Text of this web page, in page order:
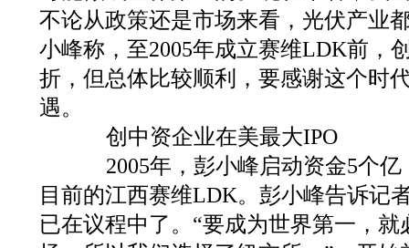
不论从政策还是市场来看，光伏产业
小峰称，至2005年成立赛维LDK前，
折，但总体比较顺利，要感谢这个时
遇。
创中资企业在美最大IPO
2005年，彭小峰启动资金5个
目前的江西赛维LDK。彭小峰告诉记
已在议程中了。“要成为世界第一，